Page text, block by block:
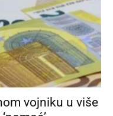
vojniku u više